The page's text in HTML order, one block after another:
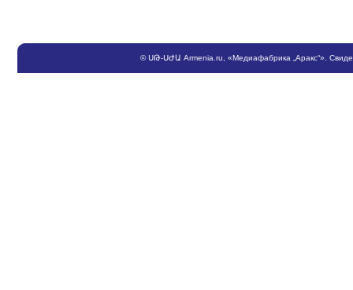
©ՍԹ-ՍԺԱ Armenia.ru , «Медиафабрика „Аракс“».